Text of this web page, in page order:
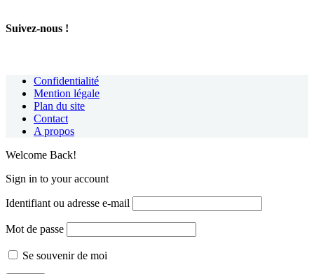
Suivez-nous !
Confidentialité
Mention légale
Plan du site
Contact
A propos
Welcome Back!
Sign in to your account
Identifiant ou adresse e-mail
Mot de passe
Se souvenir de moi